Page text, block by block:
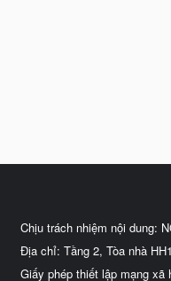
Chịu trách nhiệm nội dung:
Địa chỉ: Tầng 2, Tòa nhà
Giấy phép thiết lập mạng xã